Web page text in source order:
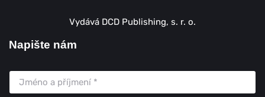
Vydává DCD Publishing, s. r. o.
Napište nám